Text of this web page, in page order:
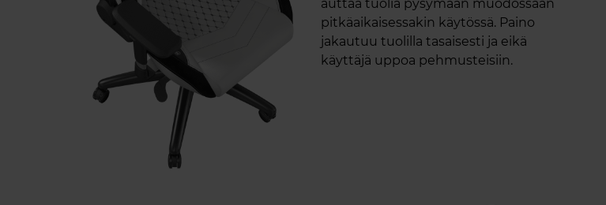
auttaa tuolia pysymään muodossaan
pitkäaikaisessakin käytössä. Paino
jakautuu tuolilla tasaisesti ja eikä
käyttäjä uppoa pehmusteisiin.